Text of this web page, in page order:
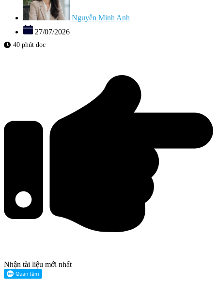
Nguyễn Minh Anh
27/07/2026
40 phút đọc
Nhận tài liệu mới nhất